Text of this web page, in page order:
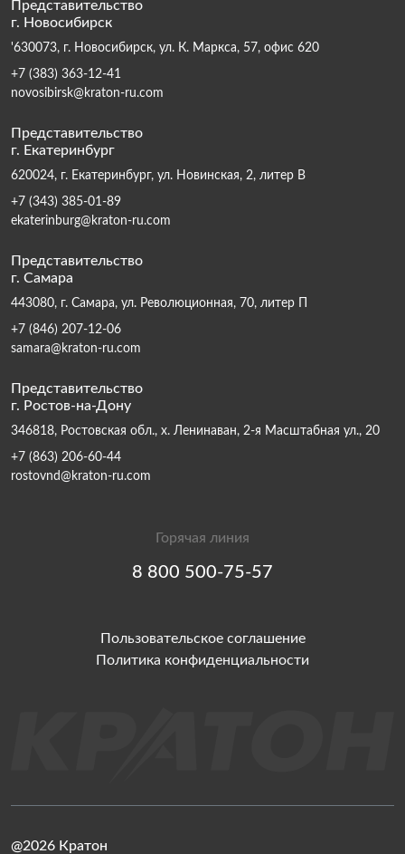
Представительство
г. Новосибирск
'630073, г. Новосибирск, ул. К. Маркса, 57, офис 620
+7 (383) 363-12-41
novosibirsk@kraton-ru.com
Представительство
г. Екатеринбург
620024, г. Екатеринбург, ул. Новинская, 2, литер В
+7 (343) 385-01-89
ekaterinburg@kraton-ru.com
Представительство
г. Самара
443080, г. Самара, ул. Революционная, 70, литер П
+7 (846) 207-12-06
samara@kraton-ru.com
Представительство
г. Ростов-на-Дону
346818, Ростовская обл., х. Ленинаван, 2-я Масштабная ул., 20
+7 (863) 206-60-44
rostovnd@kraton-ru.com
Горячая линия
8 800 500-75-57
Пользовательское соглашение
Политика конфиденциальности
@2026 Кратон